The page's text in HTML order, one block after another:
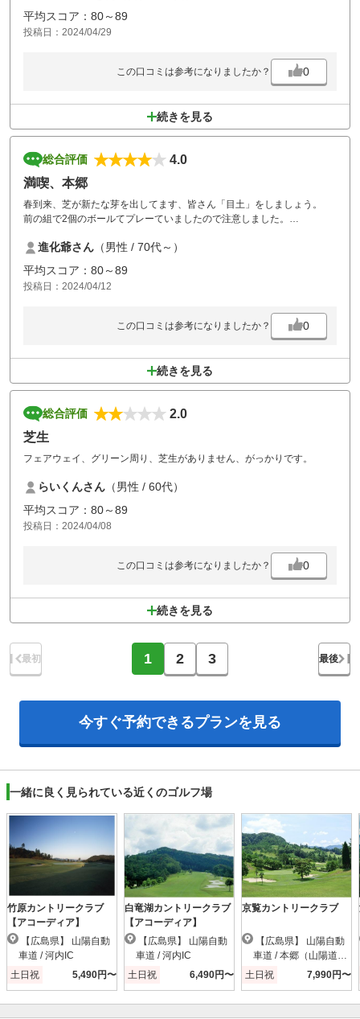
平均スコア：80～89
投稿日：2024/04/29
この口コミは参考になりましたか？ 0
続きを見る
総合評価
4.0
満喫、本郷
春到来、芝が新たな芽を出してます、皆さん「目土」をしましょう。
前の組で2個のボールてプレーていましたので注意しました。
レストランの新メニュー、毎回変わって良いですし、楽しみです。
進化爺さん （男性 / 70代～）
平均スコア：80～89
投稿日：2024/04/12
この口コミは参考になりましたか？ 0
続きを見る
総合評価
2.0
芝生
フェアウェイ、グリーン周り、芝生がありません、がっかりです。
らいくんさん （男性 / 60代）
平均スコア：80～89
投稿日：2024/04/08
この口コミは参考になりましたか？ 0
続きを見る
最初 1 2 3 最後
今すぐ予約できるプランを見る
一緒に良く見られている近くのゴルフ場
竹原カントリークラブ
【アコーディア】
車道 / 河内IC
土日祝
5,490円〜
白竜湖カントリークラブ
【アコーディア】
車道 / 河内IC
土日祝
6,490円〜
京覧カントリークラブ
車道 / 本郷（山陽道）I
C
土日祝 7,990円〜